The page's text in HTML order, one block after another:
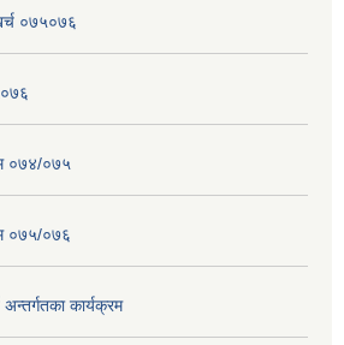
०७५०७६
०७४/०७५
०७५/०७६
कार्यक्रम